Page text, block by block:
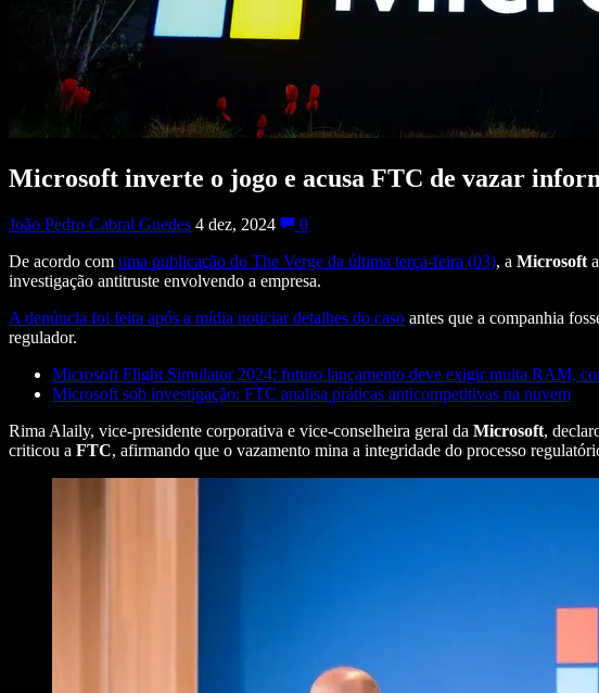
Microsoft inverte o jogo e acusa FTC de vazar
João Pedro Cabral Guedes 4 dez, 2024
0
De acordo com uma publicação do The Verge da última terça-feira (03), a Microsoft
investigação antitruste envolvendo a empresa.
A denúncia foi feita após a mídia noticiar detalhes do caso antes que a companhia
regulador.
Microsoft Flight Simulator 2024: futuro lançamento deve exigir muita RAM,
Microsoft sob investigação: FTC analisa práticas anticompetitivas na nuvem
Rima Alaily, vice-presidente corporativa e vice-conselheira geral da Microsoft,
criticou a FTC, afirmando que o vazamento mina a integridade do processo